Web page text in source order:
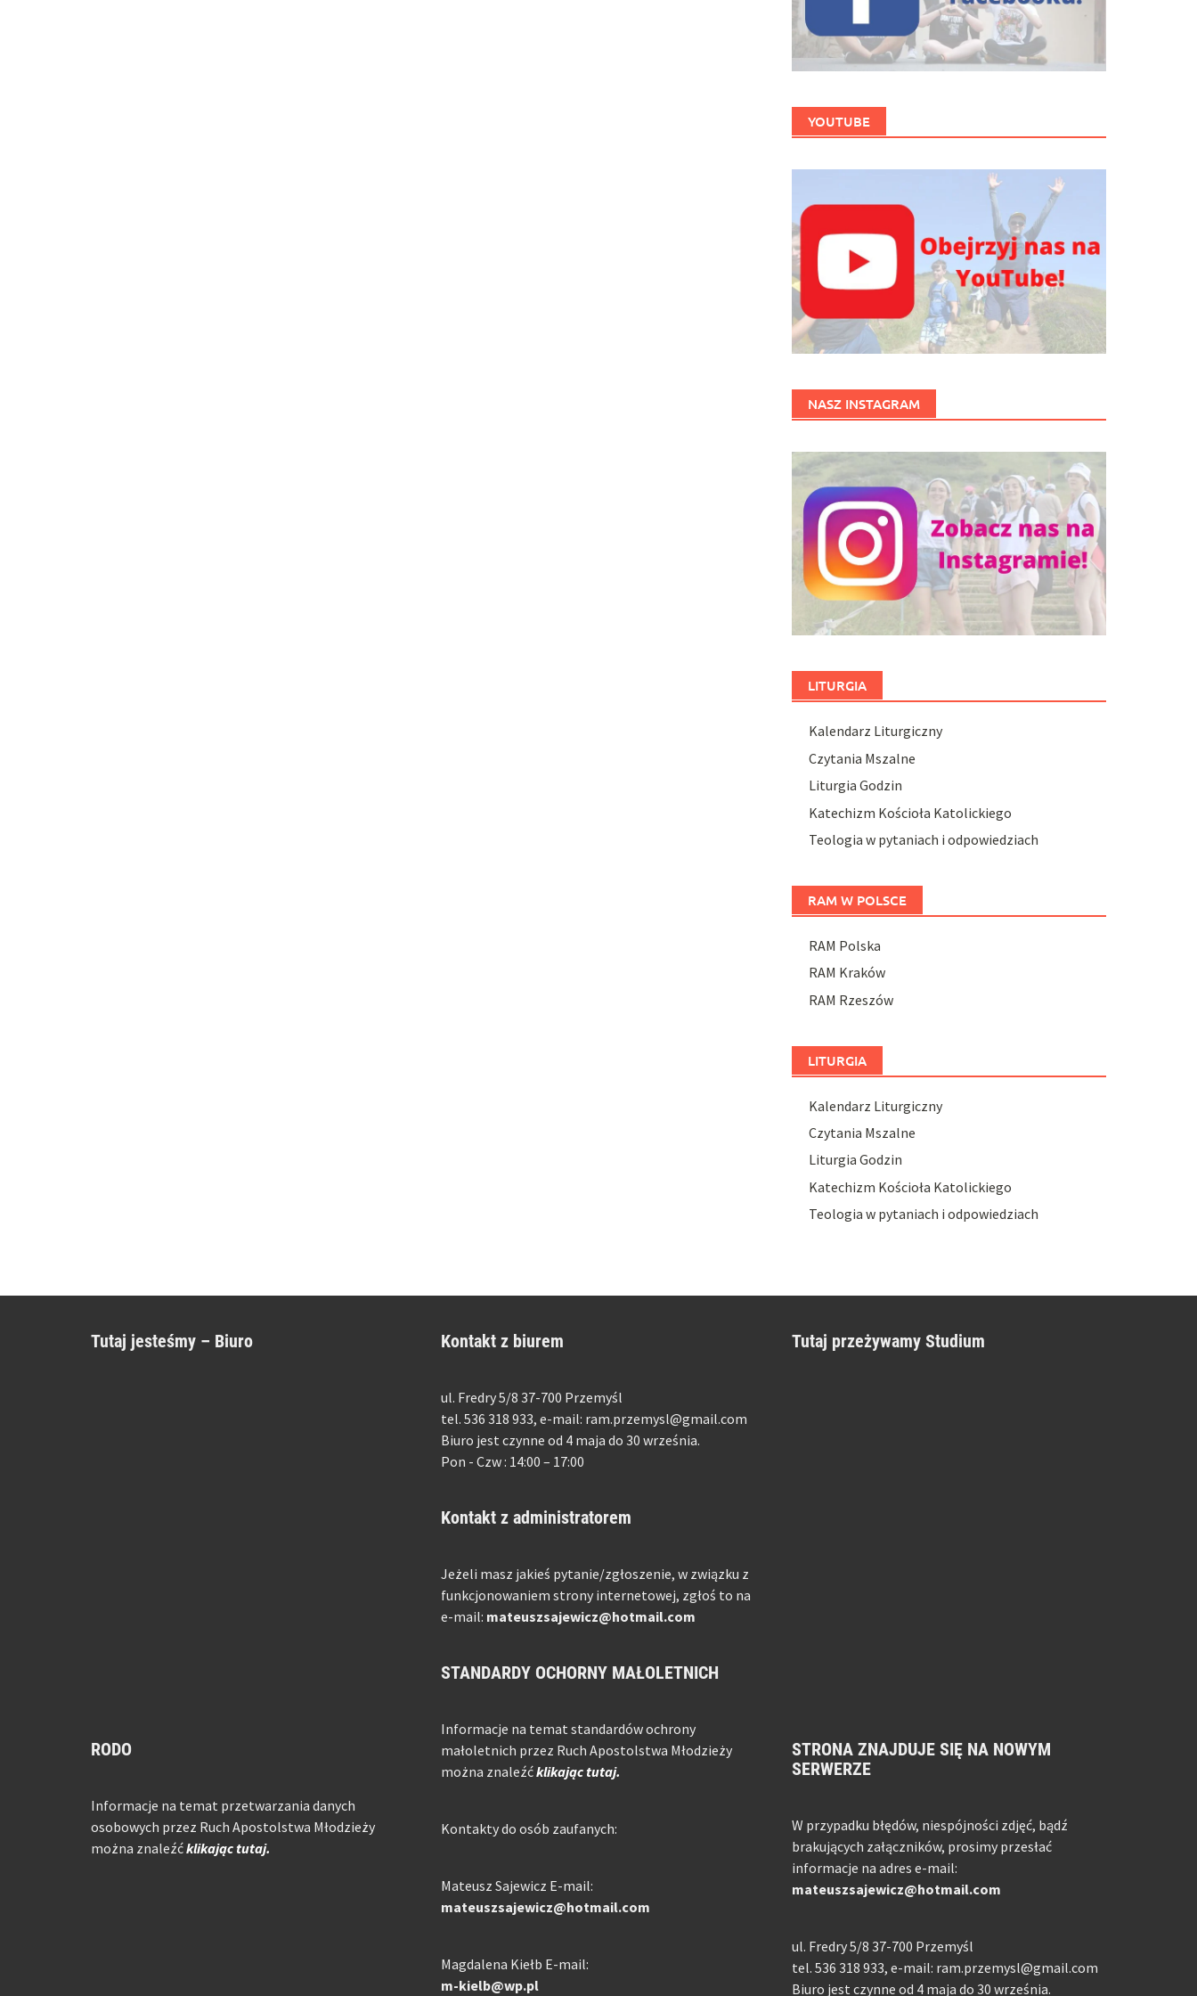
YOUTUBE
NASZ INSTAGRAM
LITURGIA
Kalendarz Liturgiczny
Czytania Mszalne
Liturgia Godzin
Katechizm Kościoła Katolickiego
Teologia w pytaniach i odpowiedziach
RAM W POLSCE
RAM Polska
RAM Kraków
RAM Rzeszów
LITURGIA
Kalendarz Liturgiczny
Czytania Mszalne
Liturgia Godzin
Katechizm Kościoła Katolickiego
Teologia w pytaniach i odpowiedziach
Tutaj jesteśmy – Biuro
RODO
Informacje na temat przetwarzania danych
osobowych przez Ruch Apostolstwa Młodzieży
można znaleźćklikając tutaj.
Kontakt z biurem
ul. Fredry 5/8 37-700 Przemyśl
tel. 536 318 933, e-mail: ram.przemysl@gmail.com
Biuro jest czynne od 4 maja do 30 września.
Pon - Czw : 14:00 – 17:00
Kontakt z administratorem
Jeżeli masz jakieś pytanie/zgłoszenie, w związku z
funkcjonowaniem strony internetowej, zgłoś to na
e-mail: mateuszsajewicz@hotmail.com
STANDARDY OCHORNY MAŁOLETNICH
Informacje na temat standardów ochrony
małoletnich przez Ruch Apostolstwa Młodzieży
można znaleźćklikając tutaj.
Kontakty do osób zaufanych:
Mateusz Sajewicz E-mail:
mateuszsajewicz@hotmail.com
Magdalena Kiełb E-mail:
m-kielb@wp.pl
Tutaj przeżywamy Studium
STRONA ZNAJDUJE SIĘ NA NOWYM
SERWERZE
W przypadku błędów, niespójności zdjęć, bądź
brakujących załączników, prosimy przesłać
informacje na adres e-mail:
mateuszsajewicz@hotmail.com
ul. Fredry 5/8 37-700 Przemyśl
tel. 536 318 933, e-mail: ram.przemysl@gmail.com
Biuro jest czynne od 4 maja do 30 września.